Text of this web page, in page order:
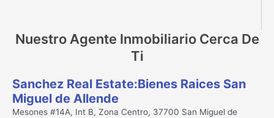
Nuestro Agente Inmobiliario Cerca De
Ti
Sanchez Real Estate:Bienes Raices San
Miguel de Allende
Mesones #14A, Int B, Zona Centro, 37700 San Miguel de